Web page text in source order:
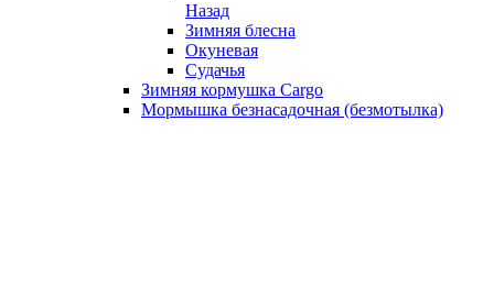
Назад
Зимняя блесна
Окуневая
Судачья
Зимняя кормушка Cargo
Мормышка безнасадочная (безмотылка)